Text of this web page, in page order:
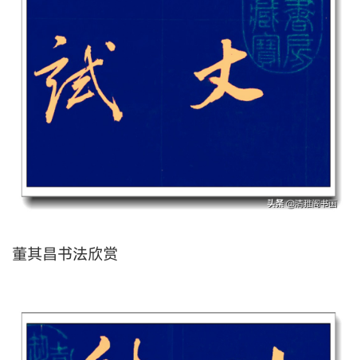
董其昌书法欣赏